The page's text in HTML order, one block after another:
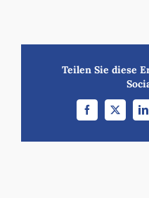
Teilen Sie diese
Facebook
X